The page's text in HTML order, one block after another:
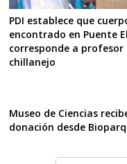
PDI establece que
encontrado en Puente
corresponde a profesor
chillanejo
Museo de Ciencias
donación desde